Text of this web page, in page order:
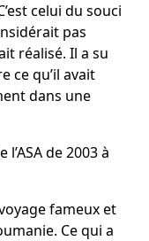
celui du souci
pas
réalisé. Il a su
ce qu’il avait
dans une
de 2003 à
fameux et
Ce qui a